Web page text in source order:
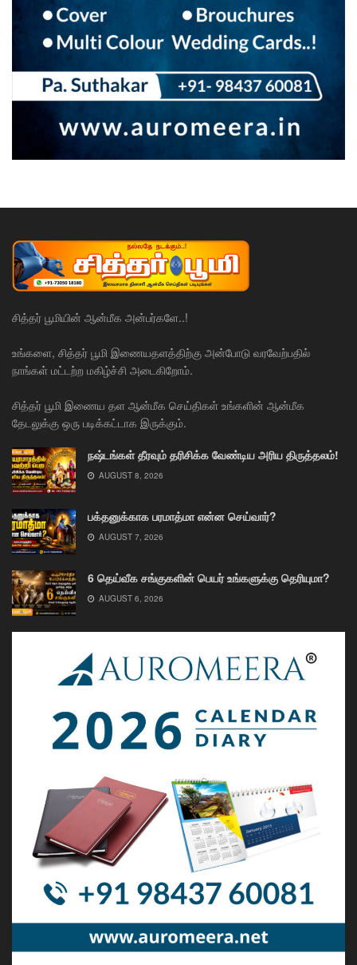
சித்தர் பூமியின் ஆன்மீக அன்பர்களே..!
உங்களை, சித்தர் பூமி இணையதளத்திற்கு அன்போடு வரவேற்பதில்
நாங்கள் மட்டற்ற மகிழ்ச்சி அடைகிறோம்.
சித்தர் பூமி இணைய தள ஆன்மீக செய்திகள் உங்களின் ஆன்மீக
தேடலுக்கு ஒரு படிக்கட்டாக இருக்கும்.
நஷ்டங்கள் தீரவும் தரிசிக்க வேண்டிய அரிய திருத்தலம்!
AUGUST 8, 2026
பக்தனுக்காக பரமாத்மா என்ன செய்வார்?
AUGUST 7, 2026
6 தெய்வீக சங்குகளின் பெயர் உங்களுக்கு தெரியுமா?
AUGUST 6, 2026